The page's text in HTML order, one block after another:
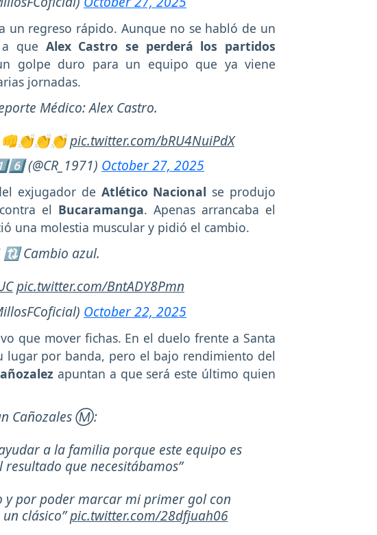
un regreso rápido. Aunque no se habló de un
que Alex Castro se perderá los partidos
golpe duro para un equipo que ya viene
jornadas.
Médico: Alex Castro.
pic.twitter.com/bRU4NuiPdX
(@CR_1971) October 27, 2025
exjugador de Atlético Nacional se produjo
el Bucaramanga. Apenas arrancaba el
una molestia muscular y pidió el cambio.
Cambio azul.
pic.twitter.com/BntADY8Pmn
October 22, 2025
que mover fichas. En el duelo frente a Santa
por banda, pero el bajo rendimiento del
apuntan a que será este último quien
Cañozales Ⓜ️:
a la familia porque este equipo es
que necesitábamos”
por poder marcar mi primer gol con
clásico”pic.twitter.com/28dfjuah06